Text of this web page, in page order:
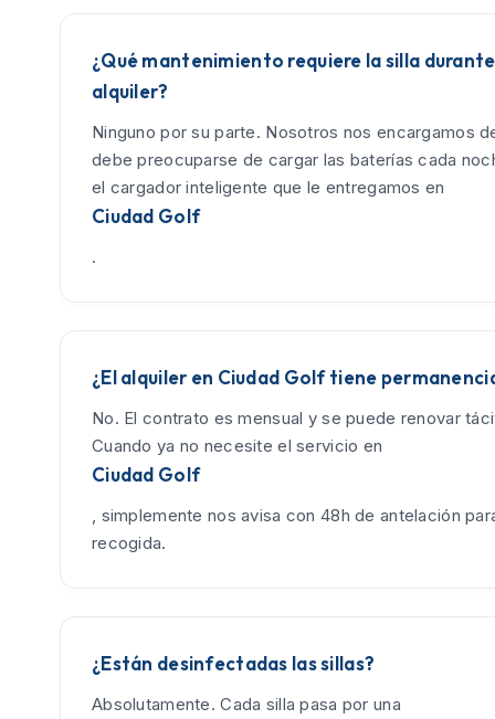
¿Qué mantenimiento requiere la silla
alquiler?
Ninguno por su parte. Nosotros nos encargamos
debe preocuparse de cargar las baterías cada
el cargador inteligente que le entregamos en
Ciudad Golf
.
¿El alquiler en Ciudad Golf tiene
No. El contrato es mensual y se puede renovar
Cuando ya no necesite el servicio en
Ciudad Golf
, simplemente nos avisa con 48h de antelación
recogida.
¿Están desinfectadas las sillas?
Absolutamente. Cada silla pasa por una